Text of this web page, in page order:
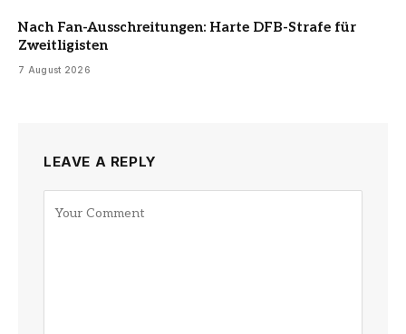
Nach Fan-Ausschreitungen: Harte DFB-Strafe für
Zweitligisten
7 August 2026
LEAVE A REPLY